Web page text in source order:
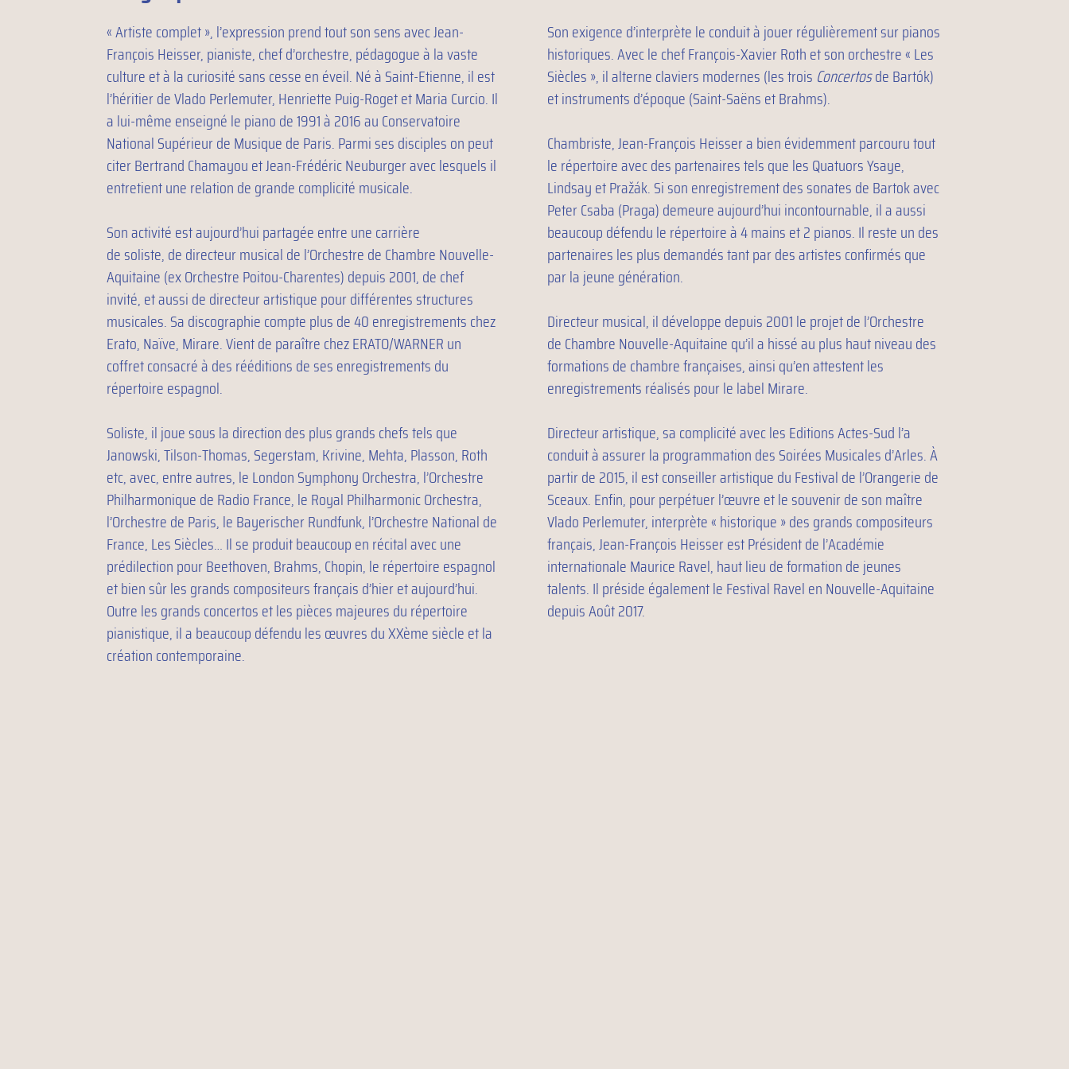
« Artiste complet », l’expression prend tout son sens avec Jean-
François Heisser, pianiste, chef d’orchestre, pédagogue à la vaste
culture et à la curiosité sans cesse en éveil. Né à Saint-Etienne, il est
l’héritier de Vlado Perlemuter, Henriette Puig-Roget et Maria Curcio. Il
a lui-même enseigné le piano de 1991 à 2016 au Conservatoire
National Supérieur de Musique de Paris. Parmi ses disciples on peut
citer Bertrand Chamayou et Jean-Frédéric Neuburger avec lesquels il
entretient une relation de grande complicité musicale.
Son activité est aujourd’hui partagée entre une carrière
de soliste, de directeur musical de l’Orchestre de Chambre Nouvelle-
Aquitaine (ex Orchestre Poitou-Charentes) depuis 2001, de chef
invité, et aussi de directeur artistique pour différentes structures
musicales. Sa discographie compte plus de 40 enregistrements chez
Erato, Naïve, Mirare. Vient de paraître chez ERATO/WARNER un
coffret consacré à des rééditions de ses enregistrements du
répertoire espagnol.
Soliste, il joue sous la direction des plus grands chefs tels que
Janowski, Tilson-Thomas, Segerstam, Krivine, Mehta, Plasson, Roth
etc, avec, entre autres, le London Symphony Orchestra, l’Orchestre
Philharmonique de Radio France, le Royal Philharmonic Orchestra,
l’Orchestre de Paris, le Bayerischer Rundfunk, l’Orchestre National de
France, Les Siècles… Il se produit beaucoup en récital avec une
prédilection pour Beethoven, Brahms, Chopin, le répertoire espagnol
et bien sûr les grands compositeurs français d’hier et aujourd’hui.
Outre les grands concertos et les pièces majeures du répertoire
pianistique, il a beaucoup défendu les œuvres du XXème siècle et la
création contemporaine.
Son exigence d’interprète le conduit à jouer régulièrement sur pianos
historiques. Avec le chef François-Xavier Roth et son orchestre « Les
Siècles », il alterne claviers modernes (les trois Concertosde Bartók)
et instruments d’époque (Saint-Saëns et Brahms).
Chambriste, Jean-François Heisser a bien évidemment parcouru tout
le répertoire avec des partenaires tels que les Quatuors Ysaye,
Lindsay et Pražák. Si son enregistrement des sonates de Bartok avec
Peter Csaba (Praga) demeure aujourd’hui incontournable, il a aussi
beaucoup défendu le répertoire à 4 mains et 2 pianos. Il reste un des
partenaires les plus demandés tant par des artistes confirmés que
par la jeune génération.
Directeur musical, il développe depuis 2001 le projet de l’Orchestre
de Chambre Nouvelle-Aquitaine qu’il a hissé au plus haut niveau des
formations de chambre françaises, ainsi qu’en attestent les
enregistrements réalisés pour le label Mirare.
Directeur artistique, sa complicité avec les Editions Actes-Sud l’a
conduit à assurer la programmation des Soirées Musicales d’Arles. À
partir de 2015, il est conseiller artistique du Festival de l’Orangerie de
Sceaux. Enfin, pour perpétuer l’œuvre et le souvenir de son maître
Vlado Perlemuter, interprète « historique » des grands compositeurs
français, Jean-François Heisser est Président de l’Académie
internationale Maurice Ravel, haut lieu de formation de jeunes
talents. Il préside également le Festival Ravel en Nouvelle-Aquitaine
depuis Août 2017.